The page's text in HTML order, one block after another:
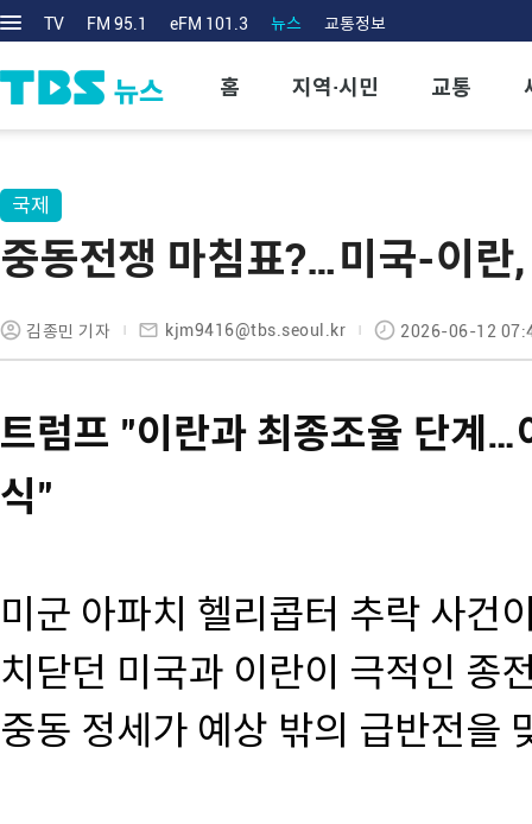
TV FM 95.1 eFM 101.3 뉴스 교통정보
홈 지역·시민 교통
국제
중동전쟁 마침표?…미국-이란
김종민 기자 kjm9416@tbs.seoul.kr 2026-06-12
트럼프 "이란과 최종조율 단계…
식"
미군 아파치 헬리콥터 추락 사건
치닫던 미국과 이란이 극적인 종
중동 정세가 예상 밖의 급반전을